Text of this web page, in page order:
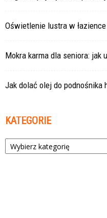
Oświetlenie lustra w
Mokra karma dla seniora: jak
Jak dolać olej do podnośnika
KATEGORIE
Kategorie